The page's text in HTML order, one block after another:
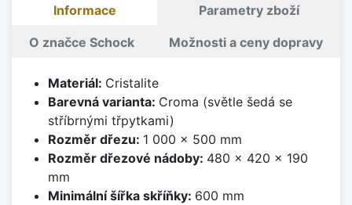
Informace Parametry zboží
O značce Schock Možnosti a ceny dopravy
Materiál: Cristalite
Barevná varianta: Croma (světle šedá se
stříbrnými třpytkami)
Rozměr dřezu: 1 000 x 500 mm
Rozměr dřezové nádoby: 480 x 420 x 190
mm
Minimální šířka skříňky: 600 mm